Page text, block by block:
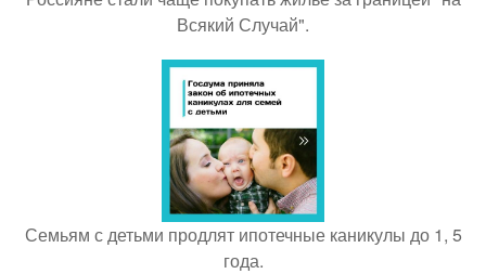
Всякий Случай".
Семьям с детьми продлят ипотечные каникулы до 1, 5
года.